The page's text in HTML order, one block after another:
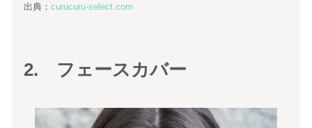
出典：curucuru-select.com
2. フェースカバー